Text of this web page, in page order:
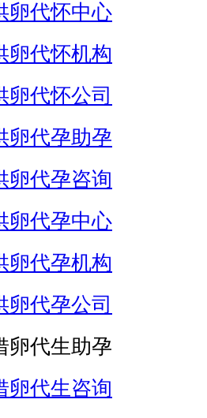
卵代怀中心
卵代怀机构
卵代怀公司
卵代孕助孕
卵代孕咨询
卵代孕中心
卵代孕机构
卵代孕公司
卵代生助孕
卵代生咨询